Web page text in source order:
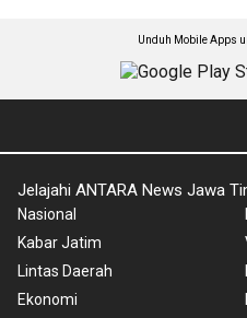
Unduh Mobile Apps
Jelajahi ANTARA News Jawa
Nasional
Kabar Jatim
Lintas Daerah
Ekonomi